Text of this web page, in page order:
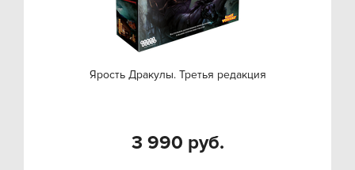
Ярость Дракулы. Третья редакция
3 990 руб.